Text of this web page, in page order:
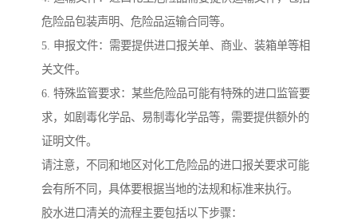
危险品包装声明、危险品运输合同等。
5. 申报文件：需要提供进口报关单、商业、装箱单等相
关文件。
6. 特殊监管要求：某些危险品可能有特殊的进口监管要
求，如剧毒化学品、易制毒化学品等，需要提供额外的
证明文件。
请注意，不同和地区对化工危险品的进口报关要求可能
会有所不同，具体要根据当地的法规和标准来执行。
胶水进口清关的流程主要包括以下步骤：